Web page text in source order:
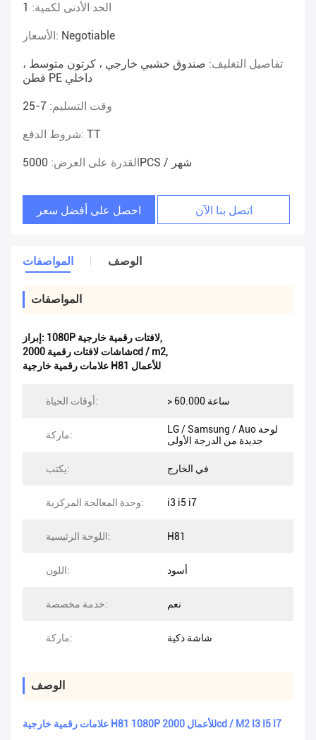
الحد الأدنى لكمية: 1
الأسعار: Negotiable
تفاصيل التغليف: صندوق خشبي خارجي ، كرتون متوسط ​​،
قطن PE داخلي
وقت التسليم: 7-25
شروط الدفع: TT
القدرة على العرض: 5000PCS / شهر
احصل على أفضل سعر اتصل بنا الآن
المواصفات الوصف
المواصفات
إبراز: 1080P لافتات رقمية خارجية,
شاشات لافتات رقمية 2000cd / m2,
علامات رقمية خارجية H81 للأعمال
أوقات الحياة: > 60.000 ساعة
ماركة:
LG / Samsung / Auo لوحة
جديدة من الدرجة الأولى
يكتب: في الخارج
وحدة المعالجة المركزية: i3 i5 i7
اللوحة الرئيسية: H81
اللون: أسود
خدمة مخصصة: نعم
ماركة: شاشة ذكية
الوصف
علامات رقمية خارجية H81 1080P للأعمال 2000cd / M2 I3 I5 I7